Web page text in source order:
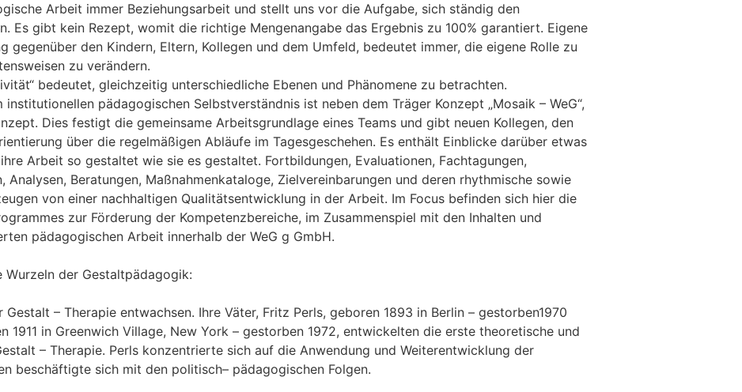
Arbeit immer Beziehungsarbeit und stellt uns vor die Aufgabe, sich ständig den
Es gibt kein Rezept, womit die richtige Mengenangabe das Ergebnis zu 100% garantiert. Eigene
gegenüber den Kindern, Eltern, Kollegen und dem Umfeld, bedeutet immer, die eigene Rolle zu
zu verändern.
bedeutet, gleichzeitig unterschiedliche Ebenen und Phänomene zu betrachten.
institutionellen pädagogischen Selbstverständnis ist neben dem Träger Konzept „Mosaik – WeG“,
Dies festigt die gemeinsame Arbeitsgrundlage eines Teams und gibt neuen Kollegen, den
über die regelmäßigen Abläufe im Tagesgeschehen. Es enthält Einblicke darüber etwas
Arbeit so gestaltet wie sie es gestaltet. Fortbildungen, Evaluationen, Fachtagungen,
Analysen, Beratungen, Maßnahmenkataloge, Zielvereinbarungen und deren rhythmische sowie
von einer nachhaltigen Qualitätsentwicklung in der Arbeit. Im Focus befinden sich hier die
zur Förderung der Kompetenzbereiche, im Zusammenspiel mit den Inhalten und
pädagogischen Arbeit innerhalb der WeG g GmbH.
der Gestaltpädagogik:
– Therapie entwachsen. Ihre Väter, Fritz Perls, geboren 1893 in Berlin – gestorben1970
1911 in Greenwich Village, New York – gestorben 1972, entwickelten die erste theoretische und
– Therapie. Perls konzentrierte sich auf die Anwendung und Weiterentwicklung der
beschäftigte sich mit den politisch– pädagogischen Folgen.